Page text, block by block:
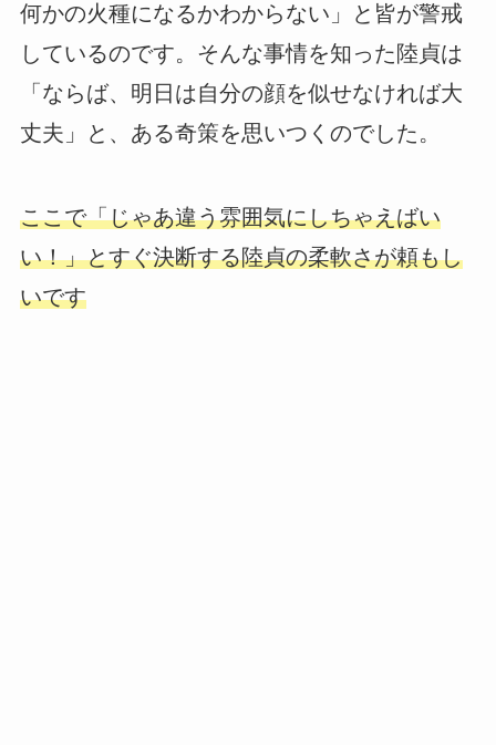
何かの火種になるかわからない」と皆が警戒
しているのです。そんな事情を知った陸貞は
「ならば、明日は自分の顔を似せなければ大
丈夫」と、ある奇策を思いつくのでした。
ここで「じゃあ違う雰囲気にしちゃえばい
い！」とすぐ決断する陸貞の柔軟さが頼もし
いです